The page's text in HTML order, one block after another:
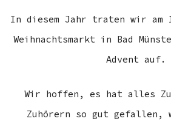
In diesem Jahr traten wir am
Weihnachtsmarkt in Bad
Advent auf.
Wir hoffen, es hat alles
Zuhörern so gut gefallen,